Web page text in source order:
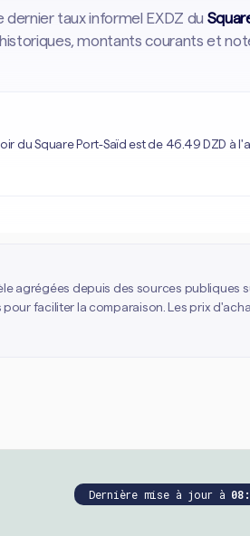
dernier taux informel EXDZ du
montants courants et
du Square Port-Saïd est de 46.49 DZD à
agrégées depuis des sources publiques
faciliter la comparaison. Les prix
Dernière mise à jour à